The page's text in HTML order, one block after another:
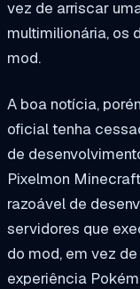
vez de arriscar
multimilionária, os
mod.
A boa notícia,
oficial tenha
de
Pixelmon
razoável de
servidores que
do mod, em vez
experiência